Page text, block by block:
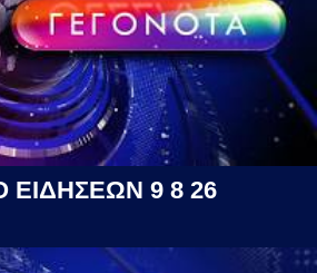
ΕΙΔΗΣΕΩΝ 9 8 26